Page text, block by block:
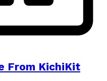
From KichiKit